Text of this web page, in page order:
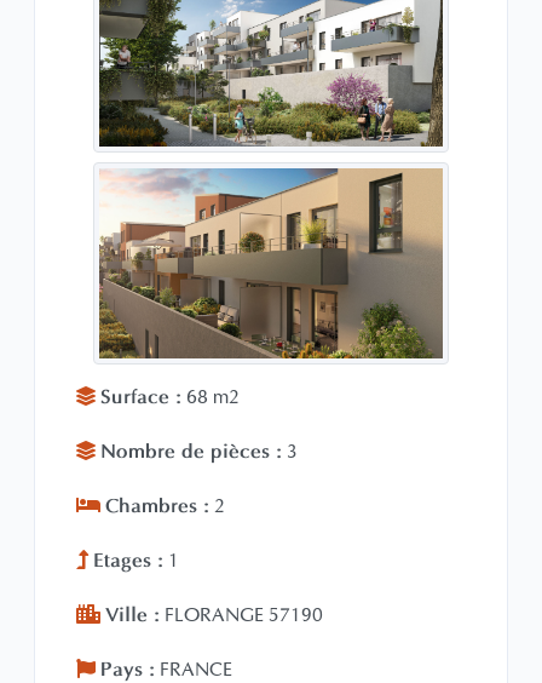
Surface : 68 m2
Nombre de pièces : 3
Chambres : 2
Etages : 1
Ville : FLORANGE 57190
Pays : FRANCE